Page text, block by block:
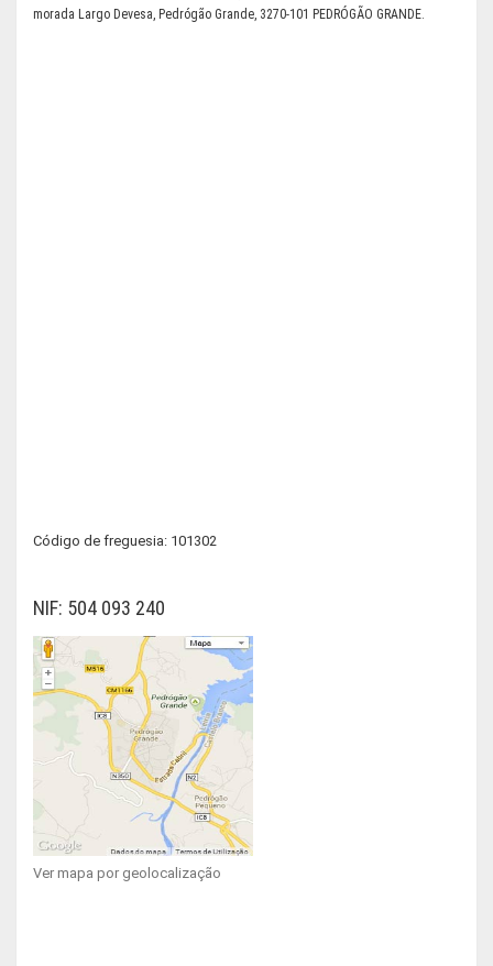
morada Largo Devesa, Pedrógão Grande, 3270-101 PEDRÓGÃO GRANDE.
Código de freguesia: 101302
NIF: 504 093 240
Ver mapa por geolocalização